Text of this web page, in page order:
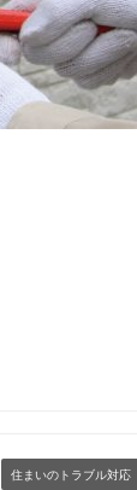
住まいのトラブル対応